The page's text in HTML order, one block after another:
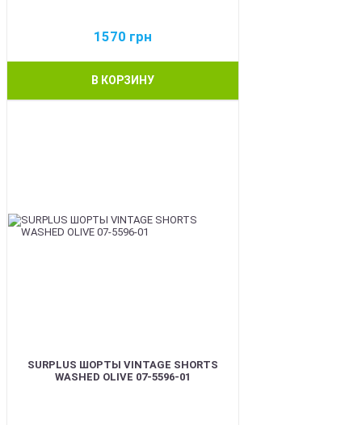
1570 грн
В КОРЗИНУ
SURPLUS ШОРТЫ VINTAGE SHORTS
WASHED OLIVE 07-5596-01